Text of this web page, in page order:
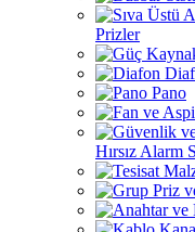
Prizler
Pano
Hırsız Alarm